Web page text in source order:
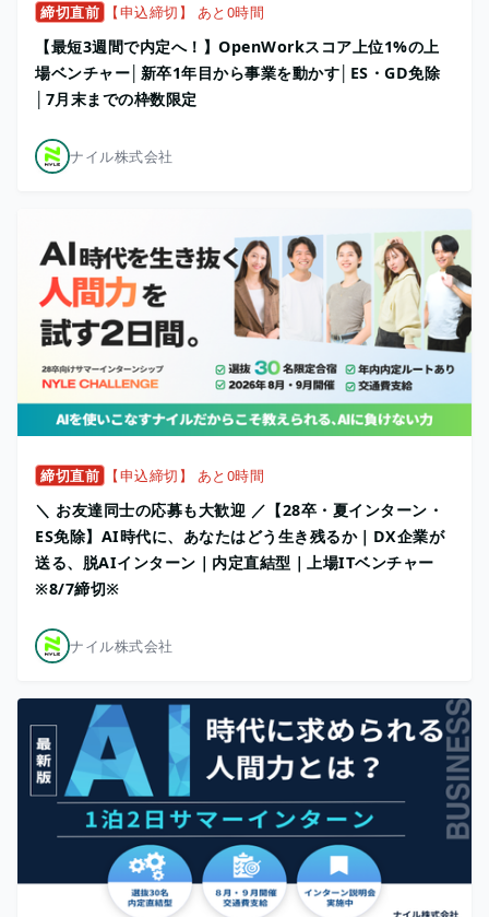
締切直前 【申込締切】 あと0時間
【最短3週間で内定へ！】OpenWorkスコア上位1%の上
場ベンチャー│新卒1年目から事業を動かす│ES・GD免除
│7月末までの枠数限定
ナイル株式会社
締切直前 【申込締切】 あと0時間
＼ お友達同士の応募も大歓迎 ／【28卒・夏インターン・
ES免除】AI時代に、あなたはどう生き残るか｜DX企業が
送る、脱AIインターン｜内定直結型｜上場ITベンチャー
※8/7締切※
ナイル株式会社